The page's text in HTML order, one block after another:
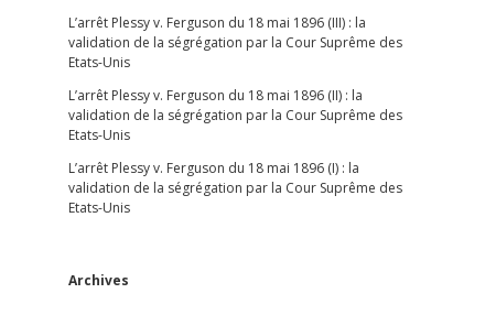
L’arrêt Plessy v. Ferguson du 18 mai 1896 (III) : la
validation de la ségrégation par la Cour Suprême des
Etats-Unis
L’arrêt Plessy v. Ferguson du 18 mai 1896 (II) : la
validation de la ségrégation par la Cour Suprême des
Etats-Unis
L’arrêt Plessy v. Ferguson du 18 mai 1896 (I) : la
validation de la ségrégation par la Cour Suprême des
Etats-Unis
Archives